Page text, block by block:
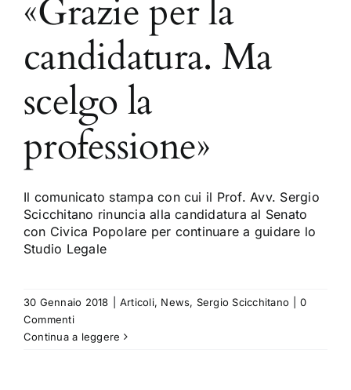
«Grazie per la
candidatura. Ma
scelgo la
professione»
Il comunicato stampa con cui il Prof. Avv. Sergio
Scicchitano rinuncia alla candidatura al Senato
con Civica Popolare per continuare a guidare lo
Studio Legale
30 Gennaio 2018 Articoli, News, Sergio Scicchitano
0
Commenti
Continua a leggere